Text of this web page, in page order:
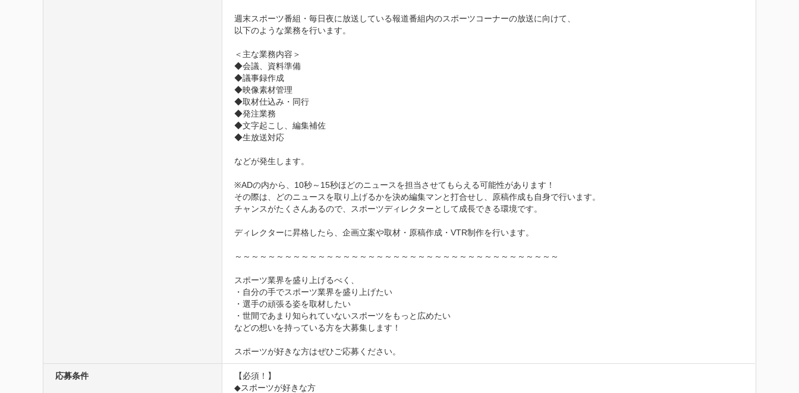
週末スポーツ番組・毎日夜に放送している報道番組内のスポーツコーナーの放送に向けて、
以下のような業務を行います。
＜主な業務内容＞
◆会議、資料準備
◆議事録作成
◆映像素材管理
◆取材仕込み・同行
◆発注業務
◆文字起こし、編集補佐
◆生放送対応
などが発生します。
※ADの内から、10秒～15秒ほどのニュースを担当させてもらえる可能性があります！
その際は、どのニュースを取り上げるかを決め編集マンと打合せし、原稿作成も自身で行います。
チャンスがたくさんあるので、スポーツディレクターとして成長できる環境です。
ディレクターに昇格したら、企画立案や取材・原稿作成・VTR制作を行います。
～～～～～～～～～～～～～～～～～～～～～～～～～～～～～～～～～～～～～～～
スポーツ業界を盛り上げるべく、
・自分の手でスポーツ業界を盛り上げたい
・選手の頑張る姿を取材したい
・世間であまり知られていないスポーツをもっと広めたい
などの想いを持っている方を大募集します！
スポーツが好きな方はぜひご応募ください。
応募条件
【必須！】
◆スポーツが好きな方